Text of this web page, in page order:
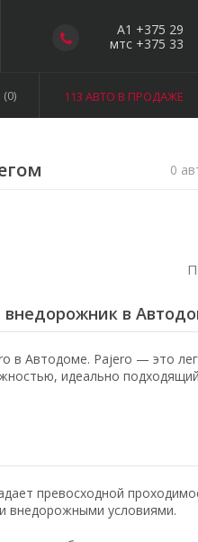
A1 +375 29
мтс +375 33
113 АВТО В ПРОДАЖЕ
(0)
0
в
в Автодоме. Pajero — это
идеально
превосходной
внедорожными условиями.